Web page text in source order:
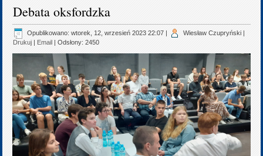
Debata oksfordzka
Opublikowano: wtorek, 12, wrzesień 2023 22:07 | Wiesław Czupryński |
Drukuj | Email | Odsłony: 2450